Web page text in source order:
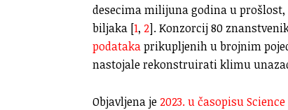
desecima milijuna godina u
biljaka [1, 2]. Konzorcij 80
podatakaprikupljenih u brojnim
nastojale rekonstruirati klimu
Objavljena je 2023. u časopisu Science